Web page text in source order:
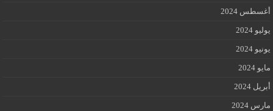
أغسطس 2024
يوليو 2024
يونيو 2024
مايو 2024
أبريل 2024
مارس 2024